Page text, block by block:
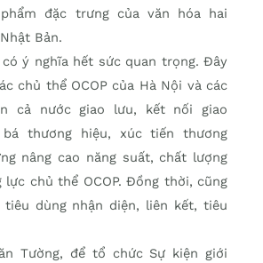
đặc trưng của văn hóa hai
Bản.
ý nghĩa hết sức quan trọng. Đây
chủ thể OCOP của Hà Nội và các
cả nước giao lưu, kết nối giao
bá thương hiệu, xúc tiến thương
nâng cao năng suất, chất lượng
lực chủ thể OCOP. Đồng thời, cũng
dùng nhận diện, liên kết, tiêu
Tường, để tổ chức Sự kiện giới